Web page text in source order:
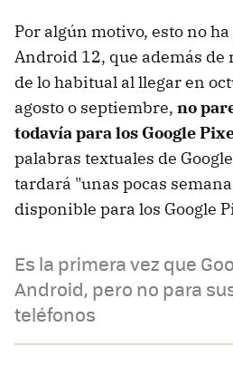
Por algún motivo, esto no
Android 12, que además de
de lo habitual al llegar en
agosto o septiembre, no
todavía para los Google
palabras textuales de
tardará "unas pocas
disponible para los Google
Es la primera vez que
Android, pero no para
teléfonos